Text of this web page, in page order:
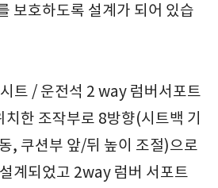
보호하도록 설계가 되어 있습
트 / 운전석 2 way 럼버서포트
한 조작부로 8방향(시트백 기
, 쿠션부 앞/뒤 높이 조절)으로
계되었고 2way 럼버 서포트